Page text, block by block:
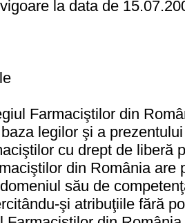
la data de
Farmaciştilor din
legilor şi a
cu drept de liberă
din România are
său de
şi atribuţiile fără